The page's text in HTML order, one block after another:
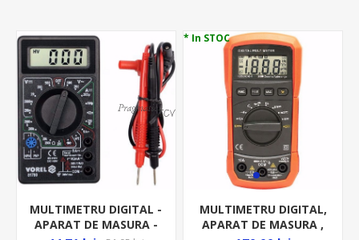
MULTIMETRU DIGITAL -
APARAT DE MASURA -
* In STOC
MULTIMETRU DIGITAL,
APARAT DE MASURA ,